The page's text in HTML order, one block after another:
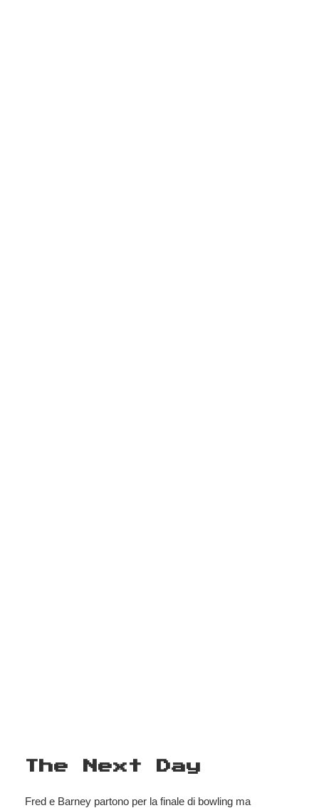
The Next Day
Fred e Barney partono per la finale di bowling ma